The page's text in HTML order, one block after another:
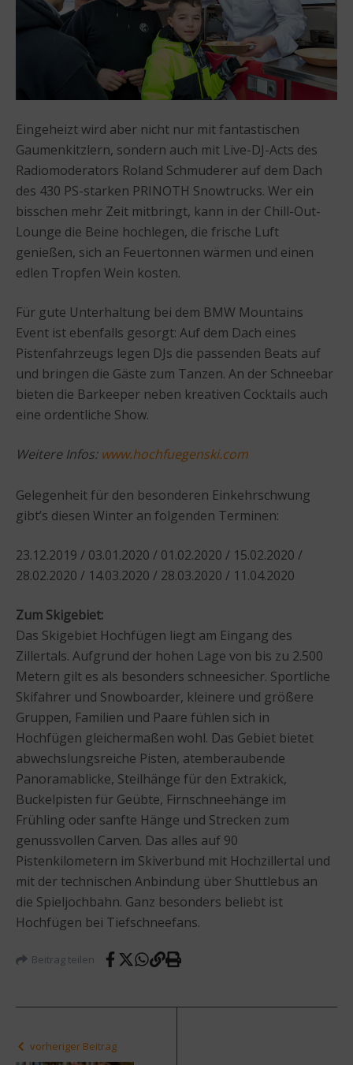
Eingeheizt wird aber nicht nur mit fantastischen
Gaumenkitzlern, sondern auch mit Live-DJ-Acts des
Radiomoderators Roland Schmuderer auf dem Dach
des 430 PS-starken PRINOTH Snowtrucks. Wer ein
bisschen mehr Zeit mitbringt, kann in der Chill-Out-
Lounge die Beine hochlegen, die frische Luft
genießen, sich an Feuertonnen wärmen und einen
edlen Tropfen Wein kosten.
Für gute Unterhaltung bei dem BMW Mountains
Event ist ebenfalls gesorgt: Auf dem Dach eines
Pistenfahrzeugs legen DJs die passenden Beats auf
und bringen die Gäste zum Tanzen. An der Schneebar
bieten die Barkeeper neben kreativen Cocktails auch
eine ordentliche Show.
Weitere Infos: www.hochfuegenski.com
Gelegenheit für den besonderen Einkehrschwung
gibt’s diesen Winter an folgenden Terminen:
23.12.2019 / 03.01.2020 / 01.02.2020 / 15.02.2020 /
28.02.2020 / 14.03.2020 / 28.03.2020 / 11.04.2020
Zum Skigebiet:
Das Skigebiet Hochfügen liegt am Eingang des
Zillertals. Aufgrund der hohen Lage von bis zu 2.500
Metern gilt es als besonders schneesicher. Sportliche
Skifahrer und Snowboarder, kleinere und größere
Gruppen, Familien und Paare fühlen sich in
Hochfügen gleichermaßen wohl. Das Gebiet bietet
abwechslungsreiche Pisten, atemberaubende
Panoramablicke, Steilhänge für den Extrakick,
Buckelpisten für Geübte, Firnschneehänge im
Frühling oder sanfte Hänge und Strecken zum
genussvollen Carven. Das alles auf 90
Pistenkilometern im Skiverbund mit Hochzillertal und
mit der technischen Anbindung über Shuttlebus an
die Spieljochbahn. Ganz besonders beliebt ist
Hochfügen bei Tiefschneefans.
Beitrag teilen
vorheriger Beitrag